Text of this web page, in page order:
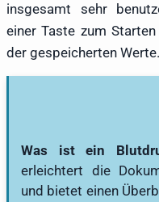
insgesamt sehr
einer Taste zum
der gespeicherten Werte.
Was ist ein
erleichtert die
und bietet einen